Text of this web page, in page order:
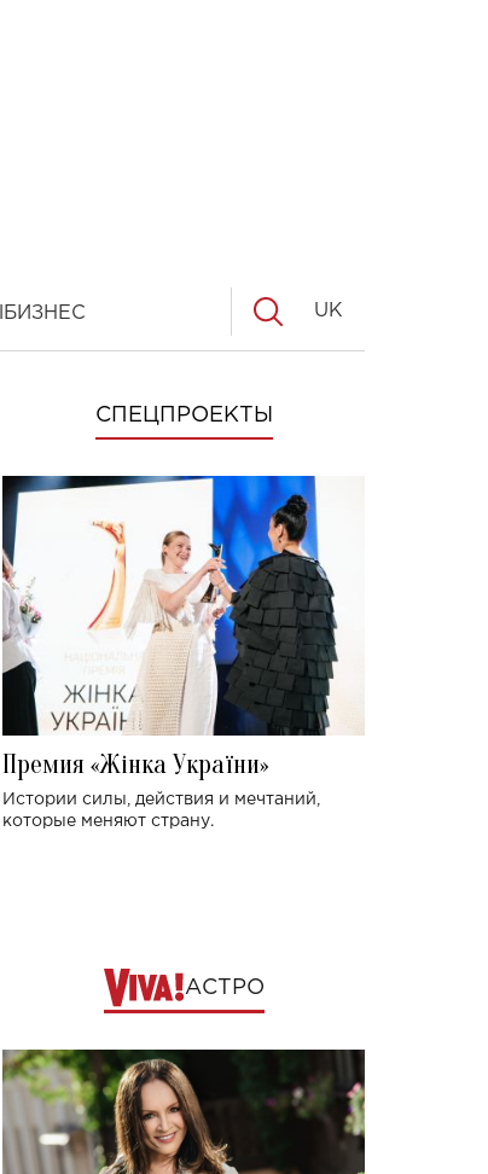
БИЗНЕС UK
СПЕЦПРОЕКТЫ
Премия «Жінка України»
Истории силы, действия и мечтаний,
которые меняют страну.
АСТРО